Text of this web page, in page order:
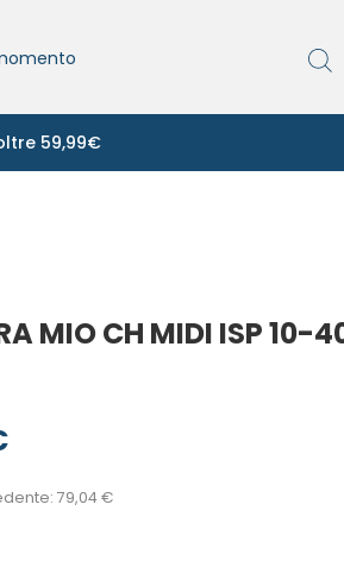
59,99€
MIO CH MIDI ISP 10-
79,04€